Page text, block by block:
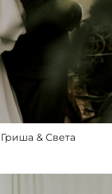
Гриша & Света